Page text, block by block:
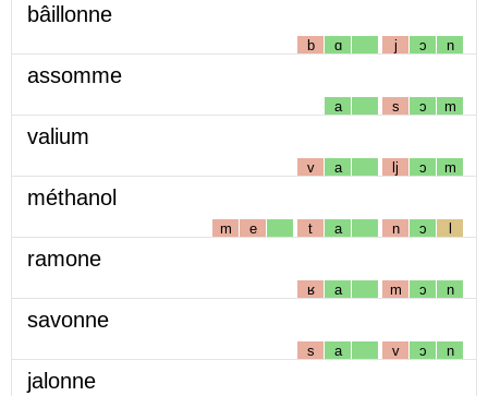
bâillonne
b ɑ j ɔ n
assomme
a s ɔ m
valium
v a lj ɔ m
méthanol
m e t a n ɔ l
ramone
ʁ a m ɔ n
savonne
s a v ɔ n
jalonne